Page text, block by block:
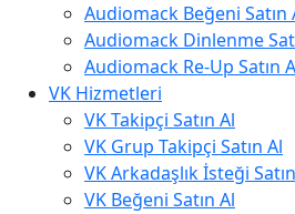
Audiomack Beğeni Satın
Audiomack Dinlenme
Audiomack Re-Up Satın
VK Hizmetleri
VK Takipçi Satın Al
VK Grup Takipçi Satın Al
VK Arkadaşlık İsteği
VK Beğeni Satın Al